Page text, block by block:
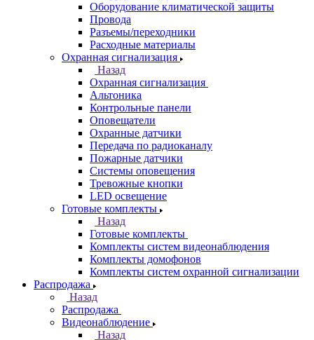
Оборудование климатической защиты
Провода
Разъемы/переходники
Расходные материалы
Охранная сигнализация
Назад
Охранная сигнализация
Альтоника
Контрольные панели
Оповещатели
Охранные датчики
Передача по радиоканалу
Пожарные датчики
Системы оповещения
Тревожные кнопки
LED освещение
Готовые комплекты
Назад
Готовые комплекты
Комплекты систем видеонаблюдения
Комплекты домофонов
Комплекты систем охранной сигнализации
Распродажа
Назад
Распродажа
Видеонаблюдение
Назад